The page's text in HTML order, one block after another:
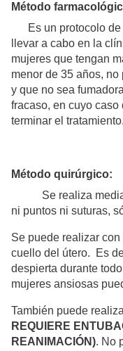
Método
Es un protocolo de
llevar a cabo en la
mujeres que tengan
menor de 35 años,
y que no sea
fracaso, en cuyo
terminar el tratamiento.
Método quirúrgico:
Se realiza
ni puntos ni suturas,
Se puede realizar con
cuello del útero. Es
despierta durante
mujeres ansiosas
También puede
REQUIERE
REANIMACIÓN). No